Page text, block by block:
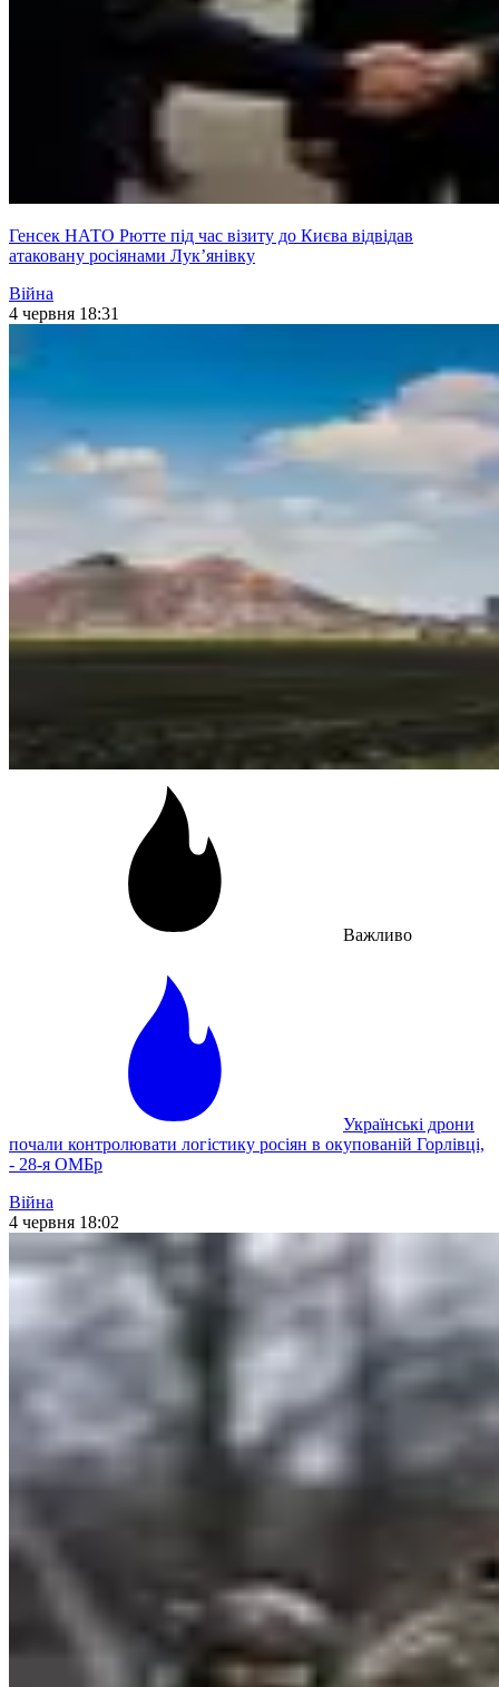
Генсек НАТО Рютте під час візиту до Києва відвідав
атаковану росіянами Лук’янівку
Війна
4 червня 18:31
Важливо
Українські дрони
почали контролювати логістику росіян в окупованій Горлівці,
- 28-я ОМБр
Війна
4 червня 18:02